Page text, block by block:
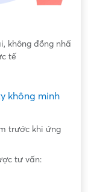
nhất với công
không minh
trước khi ứng
tư vấn: